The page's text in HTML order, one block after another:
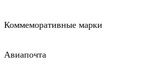
Коммеморативные марки
Авиапочта